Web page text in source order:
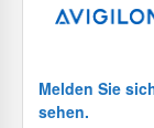
Melden Sie
sehen.